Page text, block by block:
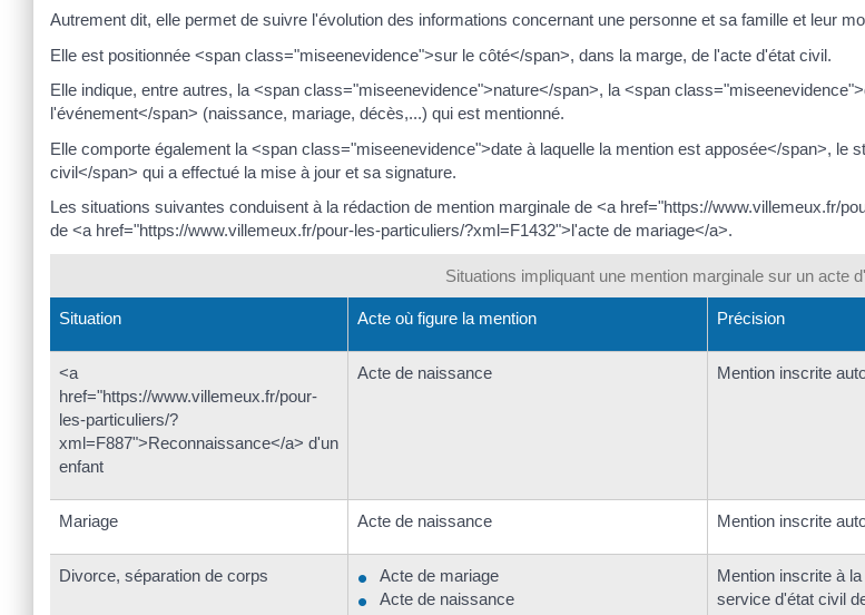
Autrement dit, elle permet de suivre l'évolution des informations concernant une personne et sa famille et leur
Elle est positionnée <span class="miseenevidence">sur le côté</span>, dans la marge, de l'acte d'état civil.
Elle indique, entre autres, la <span class="miseenevidence">nature</span>, la <span
l'événement</span> (naissance, mariage, décès,...) qui est mentionné.
Elle comporte également la <span class="miseenevidence">date à laquelle la mention est apposée</span>, le
civil</span> qui a effectué la mise à jour et sa signature.
Les situations suivantes conduisent à la rédaction de mention marginale de <a href="https://www.villemeux.fr/
de <a href="https://www.villemeux.fr/pour-les-particuliers/?xml=F1432">l'acte de mariage</a>.
Situations impliquant une mention marginale sur un acte
Situation Acte où figure la mention Précision
<a
href="https://www.villemeux.fr/pour-
les-particuliers/?
xml=F887">Reconnaissance</a> d'un
enfant
Acte de naissance Mention inscrite
Mariage Acte de naissance Mention inscrite
Divorce, séparation de corps
Acte de mariage
Acte de naissance
Mention inscrite à
service d'état civil